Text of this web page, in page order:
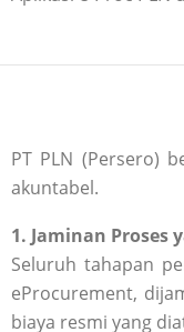
PT PLN (Persero)
akuntabel.
1. Jaminan Proses
Seluruh tahapan
eProcurement,
biaya resmi yang